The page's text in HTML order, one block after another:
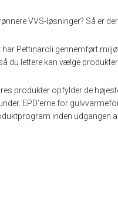
VVS-løsninger? Så er
Pettinaroli gennemført
du lettere kan vælge
produkter opfylder de
EPD’erne for
inden udgangen